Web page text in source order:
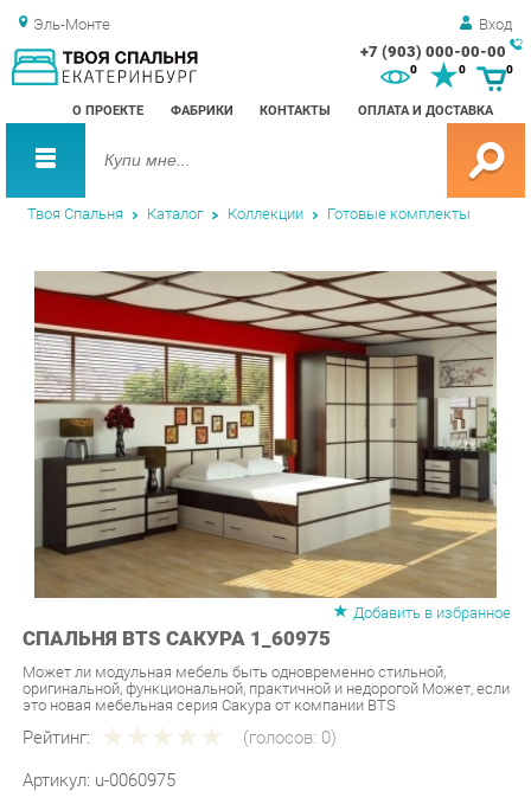
Эль-Монте Вход
+7 (903) 000-00-00
О ПРОЕКТЕ ФАБРИКИ КОНТАКТЫ ОПЛАТА И ДОСТАВКА
0 0
Твоя Спальня Каталог Коллекции Готовые комплекты
Добавить в избранное
Может ли модульная мебель быть одновременно стильной,
это новая мебельная серия Сакура от компании BTS
Рейтинг: (голосов:0)
Артикул: u-0060975